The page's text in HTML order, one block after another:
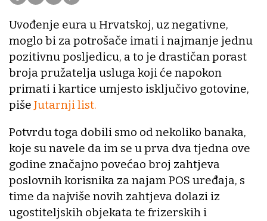
Uvođenje eura u Hrvatskoj, uz negativne,
moglo bi za potrošače imati i najmanje jednu
pozitivnu posljedicu, a to je drastičan porast
broja pružatelja usluga koji će napokon
primati i kartice umjesto isključivo gotovine,
piše Jutarnji list.
Potvrdu toga dobili smo od nekoliko banaka,
koje su navele da im se u prva dva tjedna ove
godine značajno povećao broj zahtjeva
poslovnih korisnika za najam POS uređaja, s
time da najviše novih zahtjeva dolazi iz
ugostiteljskih objekata te frizerskih i